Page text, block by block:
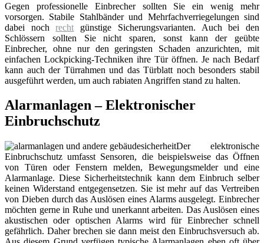
Gegen professionelle Einbrecher sollten Sie ein wenig mehr
vorsorgen. Stabile Stahlbänder und Mehrfachverriegelungen sind
dabei nochrecht günstige Sicherungsvarianten. Auch bei den
Schlössern sollten Sie nicht sparen, sonst kann der geübte
Einbrecher, ohne nur den geringsten Schaden anzurichten, mit
einfachen Lockpicking-Techniken ihre Tür öffnen. Je nach Bedarf
kann auch der Türrahmen und das Türblatt noch besonders stabil
ausgeführt werden, um auch rabiaten Angriffen stand zu halten.
Alarmanlagen – Elektronischer
Einbruchschutz
Der elektronische
Einbruchschutz umfasst Sensoren, die beispielsweise das Öffnen
von Türen oder Fenstern melden, Bewegungsmelder und eine
Alarmanlage. Diese Sicherheitstechnik kann dem Einbruch selber
keinen Widerstand entgegensetzen. Sie ist mehr auf das Vertreiben
von Dieben durch das Auslösen eines Alarms ausgelegt. Einbrecher
möchten gerne in Ruhe und unerkannt arbeiten. Das Auslösen eines
akustischen oder optischen Alarms wird für Einbrecher schnell
gefährlich. Daher brechen sie dann meist den Einbruchsversuch ab.